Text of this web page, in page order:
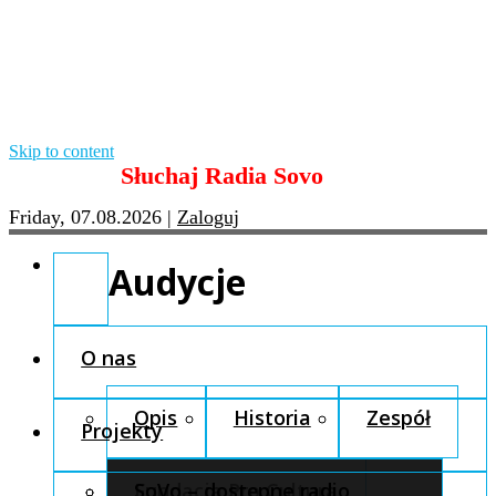
Skip to content
Słuchaj Radia Sovo
Friday, 07.08.2026 | Zaloguj
O nas
Opis Historia Zespół
Fundacja Pro Cultura
Projekty
SoVo – dostępne radio
Audycje